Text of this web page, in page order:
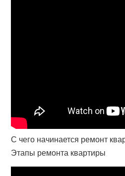
С чего начинается ремонт
Этапы ремонта квартиры